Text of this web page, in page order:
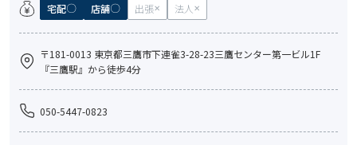
宅配 店舗 出張 法人
〒181-0013 東京都三鷹市下連雀3-28-23三鷹センター第一ビル1F
『三鷹駅』から徒歩4分
050-5447-0823